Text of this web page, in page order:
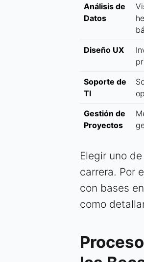
Análisis de
Datos
Diseño UX
Soporte de
TI
Gestión de
Proyectos
Elegir uno
carrera. Por
con bases
como